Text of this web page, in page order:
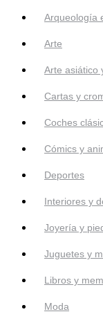
Arqueología
Arte
Arte asiático
Cartas y
Coches
Cómics y
Deportes
Interiores y
Joyería y
Juguetes y
Libros y
Moda